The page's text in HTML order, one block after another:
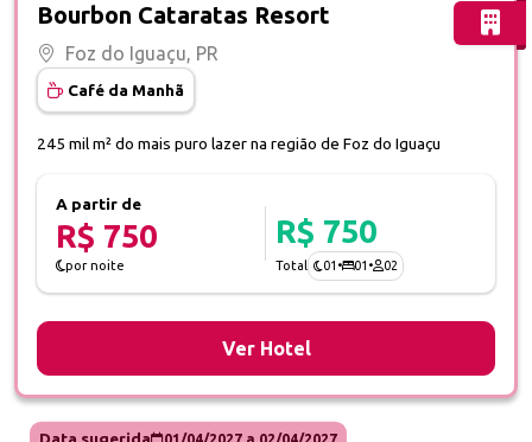
Bourbon Cataratas Resort
Foz do Iguaçu, PR
Café da Manhã
245 mil m² do mais puro lazer na região de Foz do Iguaçu
A partir de
R$ 750
por noite
R$ 750
Total 01 • 01 • 02
Ver Hotel
01/04/2027a 02/04/2027